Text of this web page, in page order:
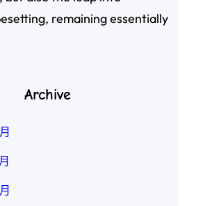
remaining essentially
Archive